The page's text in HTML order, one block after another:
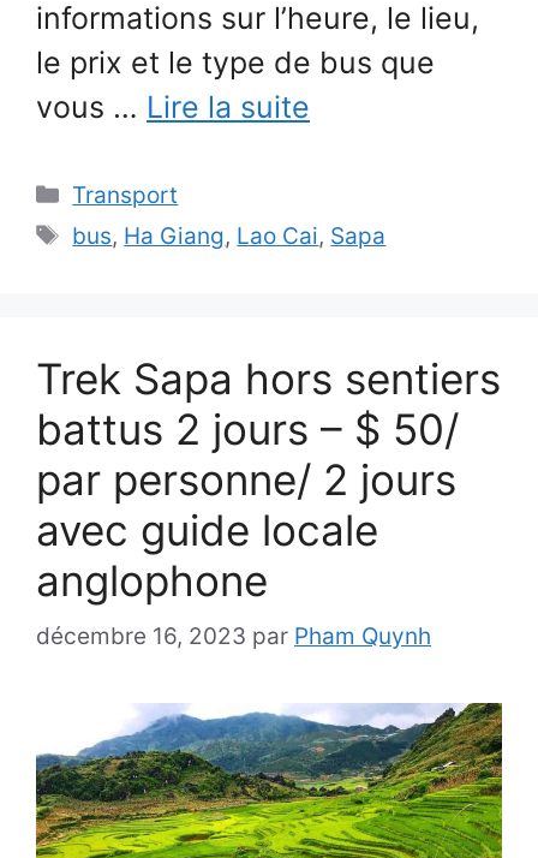
informations sur l’heure, le lieu,
le prix et le type de bus que
vous … Lire la suite
Catégories
Transport
Étiquettes
bus, Ha Giang, Lao Cai, Sapa
Trek Sapa hors sentiers
battus 2 jours – $ 50/
par personne/ 2 jours
avec guide locale
anglophone
décembre 16, 2023 par Pham Quynh